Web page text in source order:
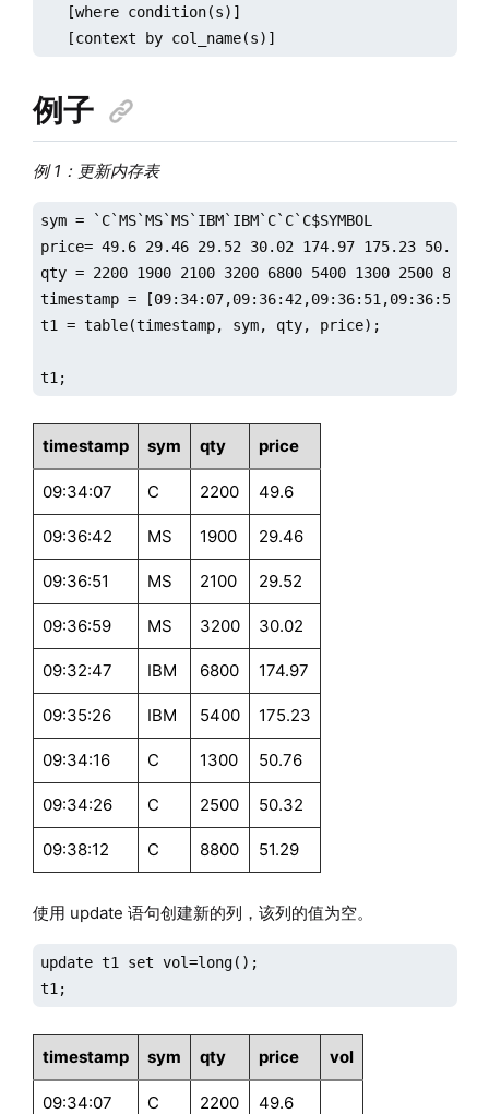
   [where condition(s)]
   [context by col_name(s)]
例子
例 1：更新内存表
sym = `C`MS`MS`MS`IBM`IBM`C`C`C$SYMBOL
price= 49.6 29.46 29.52 30.02 174.97 175.23 50.76
qty = 2200 1900 2100 3200 6800 5400 1300 2500 8800
timestamp =
t1 = table(timestamp, sym, qty, price);
t1;
timestamp sym qty price
09:34:07 C 2200 49.6
09:36:42 MS 1900 29.46
09:36:51 MS 2100 29.52
09:36:59 MS 3200 30.02
09:32:47 IBM 6800 174.97
09:35:26 IBM 5400 175.23
09:34:16 C 1300 50.76
09:34:26 C 2500 50.32
09:38:12 C 8800 51.29
使用 update 语句创建新的列，该列的值为空。
update t1 set vol=long();
t1;
timestamp sym qty price vol
09:34:07 C 2200 49.6